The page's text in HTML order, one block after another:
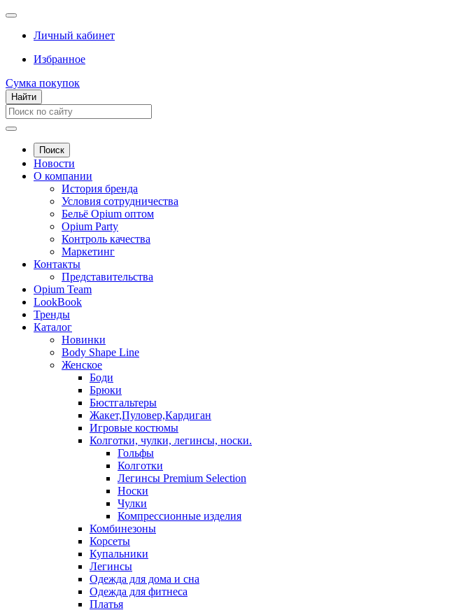
Личный кабинет
Избранное
Сумка покупок
Найти
Поиск
Новости
О компании
История бренда
Условия сотрудничества
Бельё Opium оптом
Opium Party
Контроль качества
Маркетинг
Контакты
Представительства
Opium Team
LookBook
Тренды
Каталог
Новинки
Body Shape Line
Женское
Боди
Брюки
Бюстгальтеры
Жакет,Пуловер,Кардиган
Игровые костюмы
Колготки, чулки, легинсы, носки.
Гольфы
Колготки
Легинсы Premium Selection
Носки
Чулки
Компрессионные изделия
Комбинезоны
Корсеты
Купальники
Легинсы
Одежда для дома и сна
Одежда для фитнеса
Платья